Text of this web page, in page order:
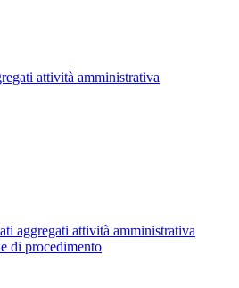
attività amministrativa
aggregati attività amministrativa
di procedimento